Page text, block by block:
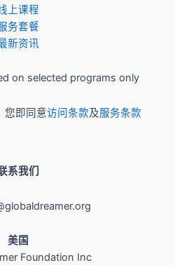
上课程
务套餐
新资讯
on selected programs only
您即同意访问条款及服务条款
系我们
美国
Foundation Inc